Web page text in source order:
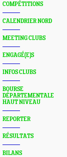
COMPÉTITIONS
CALENDRIER NORD
MEETING CLUBS
ENGAGÉ(E)S
INFOS CLUBS
BOURSE
DÉPARTEMENTALE
HAUT NIVEAU
REPORTER
RÉSULTATS
BILANS